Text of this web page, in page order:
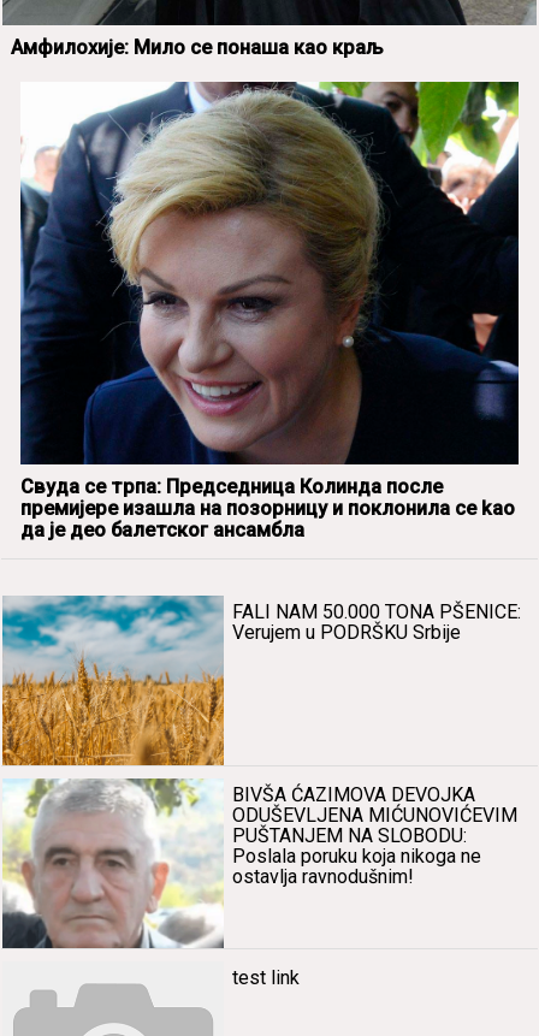
Амфилохије: Мило се понаша као краљ
Свуда се трпа: Председница Колинда после
премијере изашла на позорницу и поклонила се kao
да је део балетског ансамбла
FALI NAM 50.000 TONA PŠENICE:
Verujem u PODRŠKU Srbije
BIVŠA ĆAZIMOVA DEVOJKA
ODUŠEVLJENA MIĆUNOVIĆEVIM
PUŠTANJEM NA SLOBODU:
Poslala poruku koja nikoga ne
ostavlja ravnodušnim!
test link